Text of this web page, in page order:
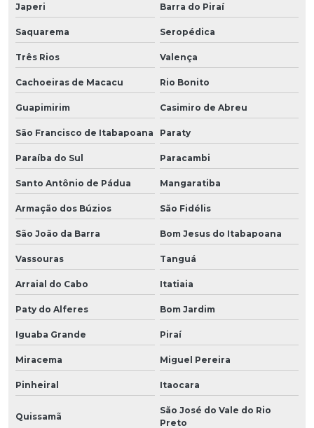
Japeri Barra do Piraí
Saquarema Seropédica
Três Rios Valença
Cachoeiras de Macacu Rio Bonito
Guapimirim Casimiro de Abreu
São Francisco de Itabapoana Paraty
Paraíba do Sul Paracambi
Santo Antônio de Pádua Mangaratiba
Armação dos Búzios São Fidélis
São João da Barra Bom Jesus do Itabapoana
Vassouras Tanguá
Arraial do Cabo Itatiaia
Paty do Alferes Bom Jardim
Iguaba Grande Piraí
Miracema Miguel Pereira
Pinheiral Itaocara
Quissamã
São José do Vale do Rio
Preto